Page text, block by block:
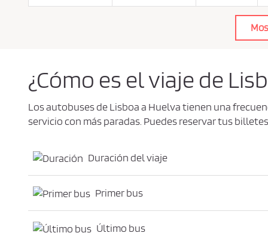
c
¿Cómo es el viaje de
Los autobuses de Lisboa a Huelva tienen una
servicio con más paradas. Puedes reservar tus
Duración del viaje
Primer bus
Último bus